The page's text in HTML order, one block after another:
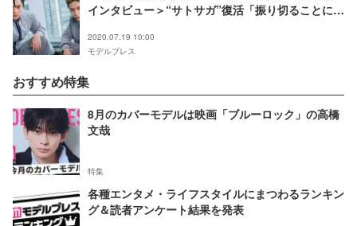
インタビュー＞“サトサガ”復活「振り切ることに対
2020.07.19 10:00
モデルプレス
おすすめ特集
8月のカバーモデルは映画「ブルーロック」の高橋
文哉
特集
各種エンタメ・ライフスタイルにまつわるランキン
グ＆読者アンケート結果を発表